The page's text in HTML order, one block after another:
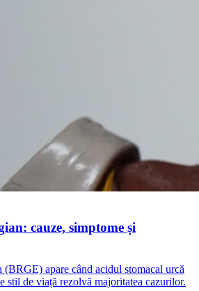
cauze, simptome și
apare când acidul stomacal urcă
stil de viață rezolvă majoritatea cazurilor.